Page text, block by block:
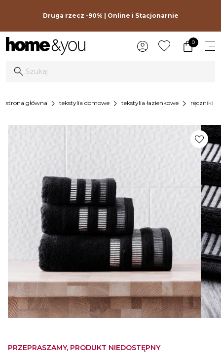
Druga rzecz -90% | Online i Stacjonarnie
0
strona główna chevron_right tekstylia domowe chevron_right tekstylia łazienkowe chevron_right ręczniki
PRZEPRASZAMY, PRODUKT NIEDOSTĘPNY
favorite